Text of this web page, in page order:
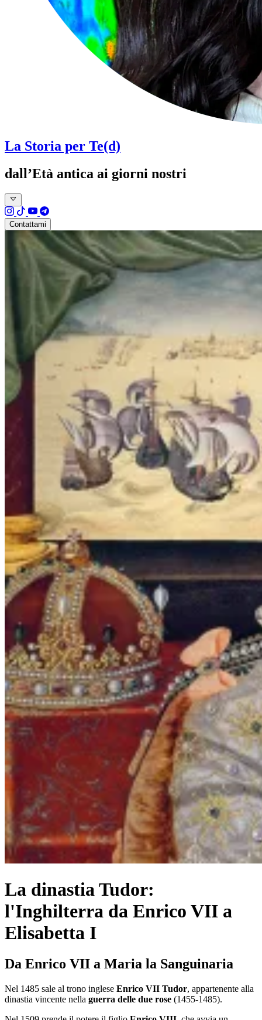
La Storia per Te(d)
dall’Età antica ai giorni nostri
Contattami
La dinastia Tudor:
l'Inghilterra da Enrico VII a
Elisabetta I
Da Enrico VII a Maria la Sanguinaria
Nel 1485 sale al trono inglese Enrico VII Tudor, appartenente alla
dinastia vincente nella guerra delle due rose (1455-1485).